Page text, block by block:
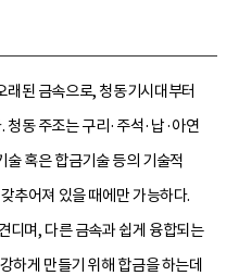
래된 금속으로, 청동기시대부터
청동 주조는 구리·주석·납·아연
술 혹은 합금기술 등의 기술적
추어져 있을 때에만 가능하다.
디며, 다른 금속과 쉽게 융합되는
하게 만들기 위해 합금을 하는데